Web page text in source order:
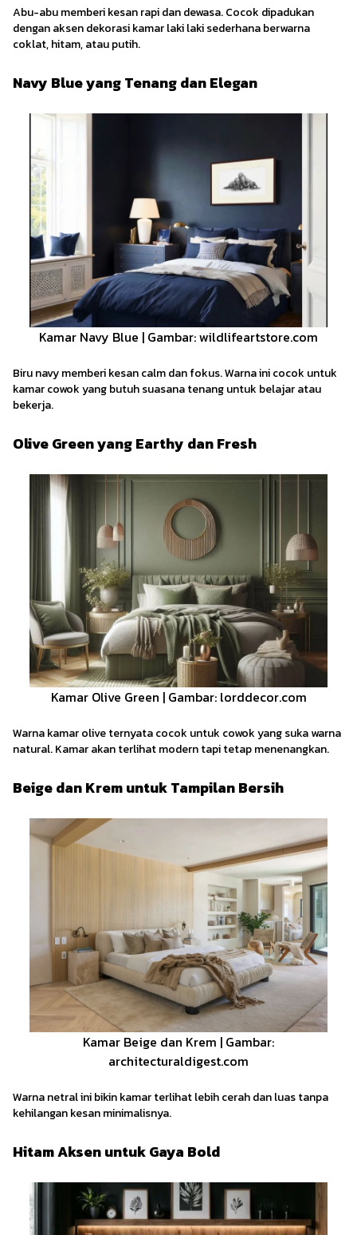
Abu-abu memberi kesan rapi dan dewasa. Cocok dipadukan
dengan aksen dekorasi kamar laki laki sederhana berwarna
coklat, hitam, atau putih.
Navy Blue yang Tenang dan Elegan
Kamar Navy Blue | Gambar: wildlifeartstore.com
Biru navy memberi kesan calm dan fokus. Warna ini cocok untuk
kamar cowok yang butuh suasana tenang untuk belajar atau
bekerja.
Olive Green yang Earthy dan Fresh
Kamar Olive Green | Gambar: lorddecor.com
Warna kamar olive ternyata cocok untuk cowok yang suka warna
natural. Kamar akan terlihat modern tapi tetap menenangkan.
Beige dan Krem untuk Tampilan Bersih
Kamar Beige dan Krem | Gambar:
architecturaldigest.com
Warna netral ini bikin kamar terlihat lebih cerah dan luas tanpa
kehilangan kesan minimalisnya.
Hitam Aksen untuk Gaya Bold